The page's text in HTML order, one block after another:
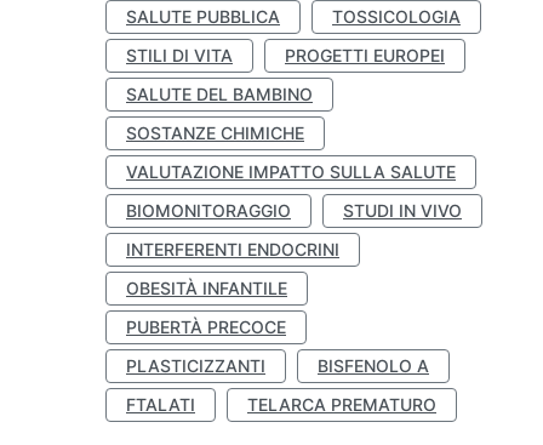
SALUTE PUBBLICA
TOSSICOLOGIA
STILI DI VITA
PROGETTI EUROPEI
SALUTE DEL BAMBINO
SOSTANZE CHIMICHE
VALUTAZIONE IMPATTO SULLA SALUTE
BIOMONITORAGGIO
STUDI IN VIVO
INTERFERENTI ENDOCRINI
OBESITÀ INFANTILE
PUBERTÀ PRECOCE
PLASTICIZZANTI
BISFENOLO A
FTALATI
TELARCA PREMATURO